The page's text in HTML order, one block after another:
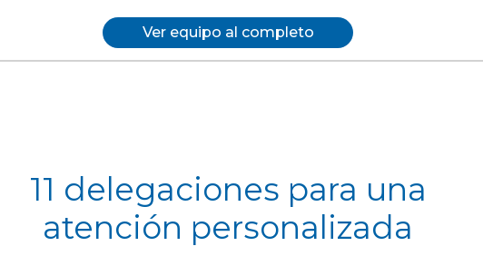
Ver equipo al completo
11 delegaciones para una
atención personalizada